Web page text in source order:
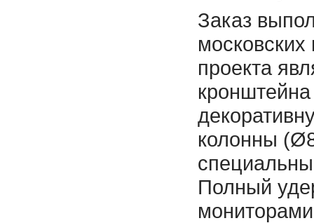
Заказ
проекта
колонны
Полный
мониторами